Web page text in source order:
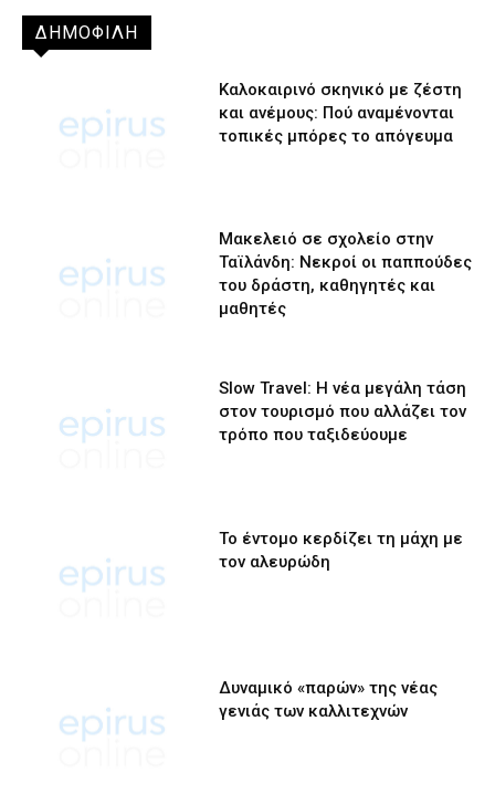
ΔΗΜΟΦΙΛΗ
Καλοκαιρινό σκηνικό με ζέστη
και ανέμους: Πού αναμένονται
τοπικές μπόρες το απόγευμα
Μακελειό σε σχολείο στην
Ταϊλάνδη: Νεκροί οι παππούδες
του δράστη, καθηγητές και
μαθητές
Slow Travel: Η νέα μεγάλη τάση
στον τουρισμό που αλλάζει τον
τρόπο που ταξιδεύουμε
Το έντομο κερδίζει τη μάχη με
τον αλευρώδη
Δυναμικό «παρών» της νέας
γενιάς των καλλιτεχνών